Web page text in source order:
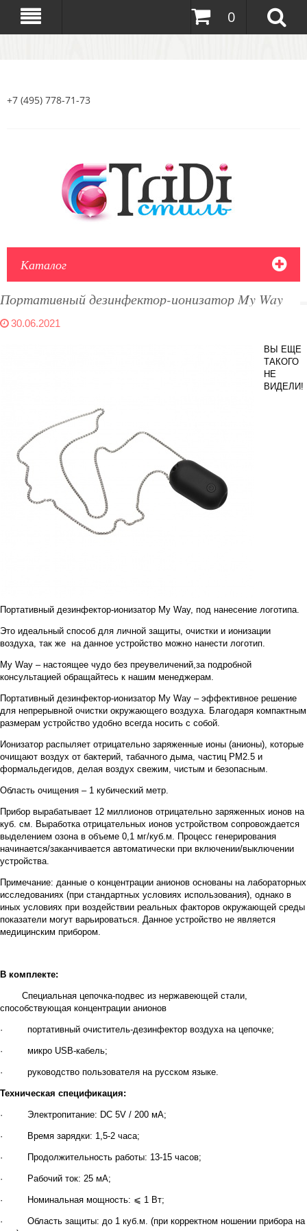
0
+7 (495) 778-71-73
Каталог
Портативный дезинфектор-ионизатор My Way
30.06.2021
ВЫ ЕЩЕ
ТАКОГО
НЕ
ВИДЕЛИ!
Портативный дезинфектор-ионизатор My Way, под нанесение логотипа.
Это идеальный способ для личной защиты, очистки и ионизации
воздуха, так же на данное устройство можно нанести логотип.
My Way – настоящее чудо без преувеличений,за подробной
консультацией обращайтесь к нашим менеджерам.
Портативный дезинфектор-ионизатор My Way – эффективное решение
для непрерывной очистки окружающего воздуха. Благодаря компактным
размерам устройство удобно всегда носить с собой.
Ионизатор распыляет отрицательно заряженные ионы (анионы), которые
очищают воздух от бактерий, табачного дыма, частиц PM2.5 и
формальдегидов, делая воздух свежим, чистым и безопасным.
Область очищения – 1 кубический метр.
Прибор вырабатывает 12 миллионов отрицательно заряженных ионов на
куб. см. Выработка отрицательных ионов устройством сопровождается
выделением озона в объеме 0,1 мг/куб.м. Процесс генерирования
начинается/заканчивается автоматически при включении/выключении
устройства.
Примечание: данные о концентрации анионов основаны на лабораторных
исследованиях (при стандартных условиях использования), однако в
иных условиях при воздействии реальных факторов окружающей среды
показатели могут варьироваться. Данное устройство не является
медицинским прибором.
В комплекте:
Специальная цепочка-подвес из нержавеющей стали,
способствующая концентрации анионов
· портативный очиститель-дезинфектор воздуха на цепочке;
· микро USB-кабель;
· руководство пользователя на русском языке.
Техническая спецификация:
· Электропитание: DC 5V / 200 мА;
· Время зарядки: 1,5-2 часа;
· Продолжительность работы: 13-15 часов;
· Рабочий ток: 25 мA;
· Номинальная мощность: ⩽ 1 Вт;
· Область защиты: до 1 куб.м. (при корректном ношении прибора на